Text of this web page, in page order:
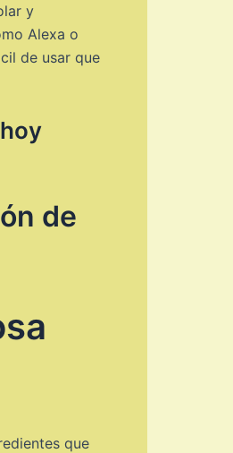
y
Alexa o
de usar que
de
que